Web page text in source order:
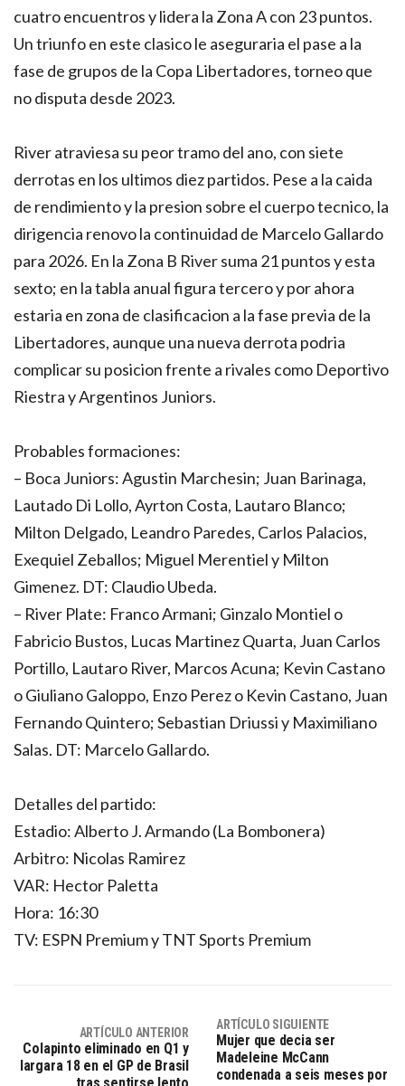
cuatro encuentros y lidera la Zona A con 23 puntos.
Un triunfo en este clasico le aseguraria el pase a la
fase de grupos de la Copa Libertadores, torneo que
no disputa desde 2023.
River atraviesa su peor tramo del ano, con siete
derrotas en los ultimos diez partidos. Pese a la caida
de rendimiento y la presion sobre el cuerpo tecnico, la
dirigencia renovo la continuidad de Marcelo Gallardo
para 2026. En la Zona B River suma 21 puntos y esta
sexto; en la tabla anual figura tercero y por ahora
estaria en zona de clasificacion a la fase previa de la
Libertadores, aunque una nueva derrota podria
complicar su posicion frente a rivales como Deportivo
Riestra y Argentinos Juniors.
Probables formaciones:
– Boca Juniors: Agustin Marchesin; Juan Barinaga,
Lautado Di Lollo, Ayrton Costa, Lautaro Blanco;
Milton Delgado, Leandro Paredes, Carlos Palacios,
Exequiel Zeballos; Miguel Merentiel y Milton
Gimenez. DT: Claudio Ubeda.
– River Plate: Franco Armani; Ginzalo Montiel o
Fabricio Bustos, Lucas Martinez Quarta, Juan Carlos
Portillo, Lautaro River, Marcos Acuna; Kevin Castano
o Giuliano Galoppo, Enzo Perez o Kevin Castano, Juan
Fernando Quintero; Sebastian Driussi y Maximiliano
Salas. DT: Marcelo Gallardo.
Detalles del partido:
Estadio: Alberto J. Armando (La Bombonera)
Arbitro: Nicolas Ramirez
VAR: Hector Paletta
Hora: 16:30
TV: ESPN Premium y TNT Sports Premium
ARTÍCULO ANTERIOR
Colapinto eliminado en Q1 y
largara 18 en el GP de Brasil
ARTÍCULO SIGUIENTE
Mujer que decia ser
Madeleine McCann
condenada a seis meses por